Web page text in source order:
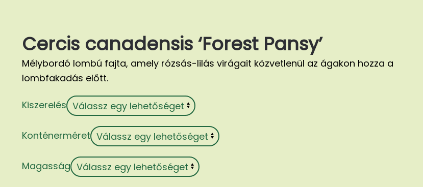
Cercis canadensis ‘Forest Pansy’
Mélybordó lombú fajta, amely rózsás-lilás virágait közvetlenül az ágakon hozza a
lombfakadás előtt.
Kiszerelés
Konténerméret
Magasság